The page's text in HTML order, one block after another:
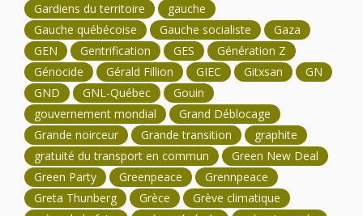
Gardiens du territoire
gauche
Gauche québécoise
Gauche socialiste
Gaza
GEN
Gentrification GES
Génération Z
Génocide
Gérald Fillion GIEC Gitxsan
GN
GND
GNL-Québec
Gouin
gouvernement mondial
Grand Déblocage
Grande noirceur
Grande transition
graphite
gratuité du transport en commun
Green New Deal
Green Party
Greenpeace
Grennpeace
Greta Thunberg
Grèce
Grève climatique